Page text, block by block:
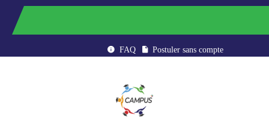
FAQ Postuler sans compte